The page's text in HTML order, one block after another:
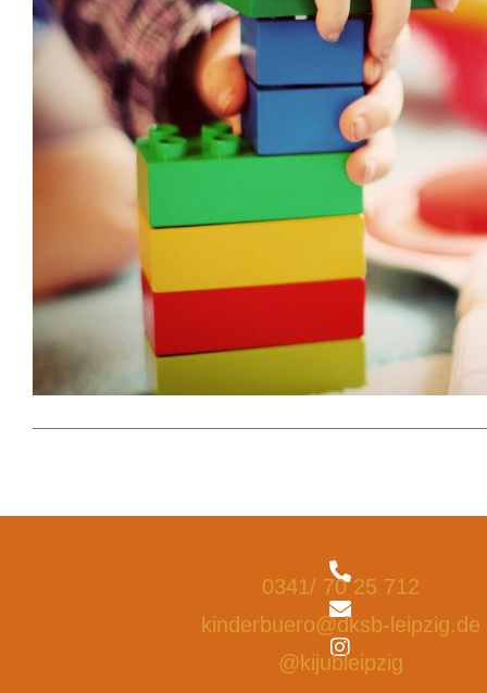
0341/ 70 25 712
kinderbuero@dksb-leipzig.de
@kijubleipzig